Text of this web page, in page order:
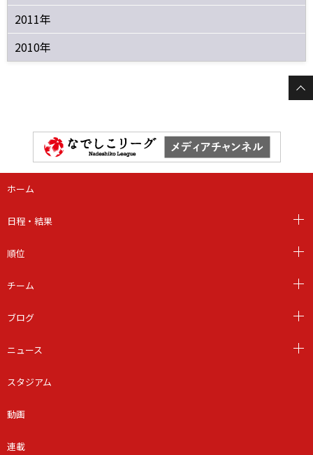
2011年
2010年
ホーム
日程・結果
順位
チーム
ブログ
ニュース
スタジアム
動画
連載